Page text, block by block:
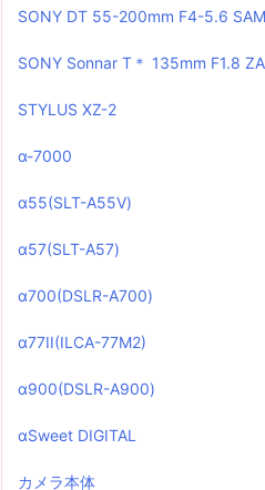
SONY DT 55-200mm F4-5.6
SONY Sonnar T＊ 135mm F1.8
STYLUS XZ-2
α-7000
α55(SLT-A55V)
α57(SLT-A57)
α700(DSLR-A700)
α77II(ILCA-77M2)
α900(DSLR-A900)
αSweet DIGITAL
カメラ本体